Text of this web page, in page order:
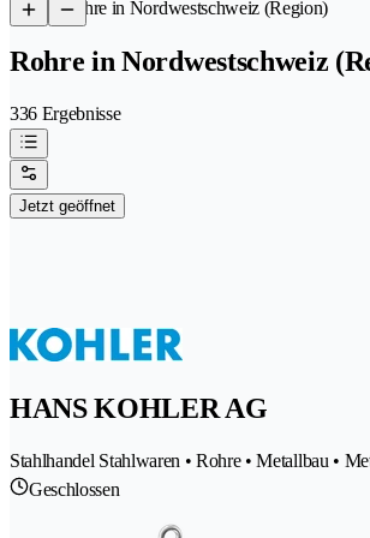
/Rohre in Nordwestschweiz (Region)
Rohre in Nordwestschweiz
336 Ergebnisse
Jetzt geöffnet
HANS KOHLER AG
Stahlhandel Stahlwaren • Rohre • Metallbau •
Geschlossen